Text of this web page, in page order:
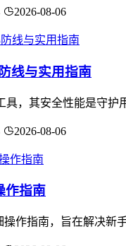
2026-08-06
线与实用指南
具，其安全性能是守
2026-08-06
作指南
作指南，旨在解决